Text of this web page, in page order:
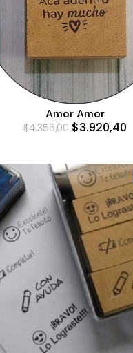
Amor Amor
$4.356,00 $3.920,40